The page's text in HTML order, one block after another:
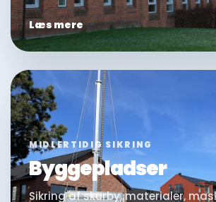
Læs mere
MIDLERTIDIG SIKRING
Byggepladser
Sikring af skurby, materialer,